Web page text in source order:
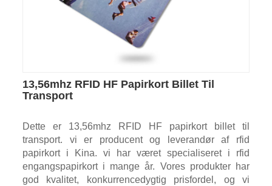
13,56mhz RFID HF Papirkort Billet Til
Transport
Dette er 13,56mhz RFID HF papirkort billet til
transport. vi er producent og leverandør af rfid
papirkort i Kina. vi har været specialiseret i rfid
engangspapirkort i mange år. Vores produkter har
god kvalitet, konkurrencedygtig prisfordel, og vi